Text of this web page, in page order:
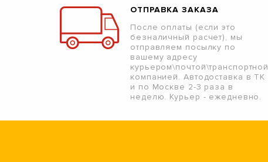
ОТПРАВКА ЗАКАЗА
После оплаты (если это
безналичный расчет), мы
отправляем посылку по
вашему адресу
курьером\почтой\транспортной
компанией. Автодоставка в ТК
и по Москве 2-3 раза в
неделю. Курьер - ежедневно.